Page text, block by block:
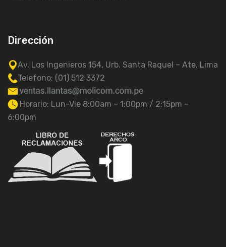
Dirección
Av. Los Ingenieros 154, Urb. Santa Raquel – Ate, Lima
Telefono: (01) 512 3372
Horario: Lun-Vie 8:00am – 1:00pm / 2:15pm –
6:00pm